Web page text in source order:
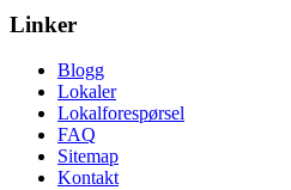
Linker
Blogg
Lokaler
Lokalforespørsel
FAQ
Sitemap
Kontakt